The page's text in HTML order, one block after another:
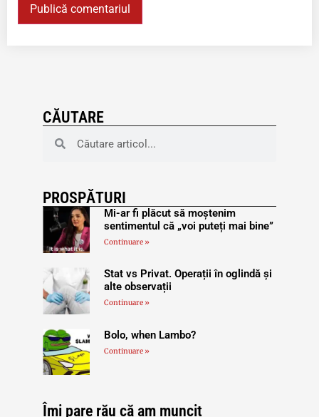
CĂUTARE
PROSPĂTURI
Mi-ar fi plăcut să moștenim
sentimentul că „voi puteți mai bine”
Continuare »
Stat vs Privat. Operații în oglindă și
alte observații
Continuare »
Bolo, when Lambo?
Continuare »
Îmi pare rău că am muncit